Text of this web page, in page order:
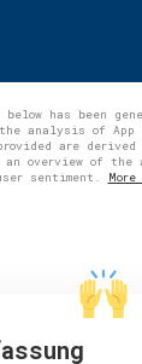
has been
analysis of
are derived
overview of the
sentiment.